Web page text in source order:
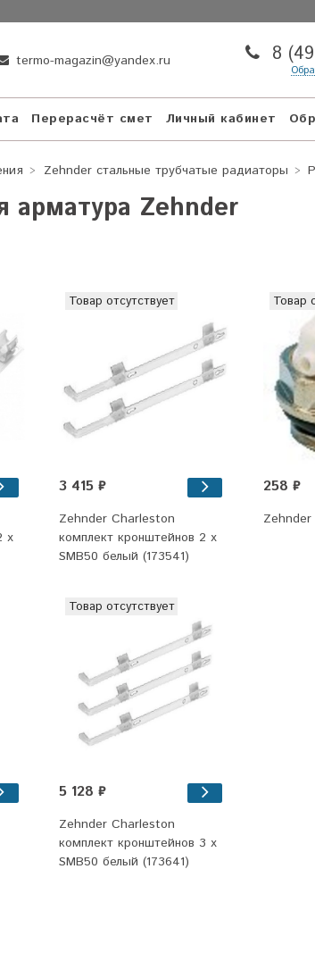
termo-magazin@yandex.ru 8
Перерасчёт смет Личный кабинет
Zehnder стальные трубчатые радиаторы
арматура Zehnder
х
Товар отсутствует
3 415 ₽
Zehnder Charleston
комплект кронштейнов 2 х
SMB50 белый (173541)
Товар
258 ₽
Zehnder
Товар отсутствует
5 128 ₽
Zehnder Charleston
комплект кронштейнов 3 х
SMB50 белый (173641)